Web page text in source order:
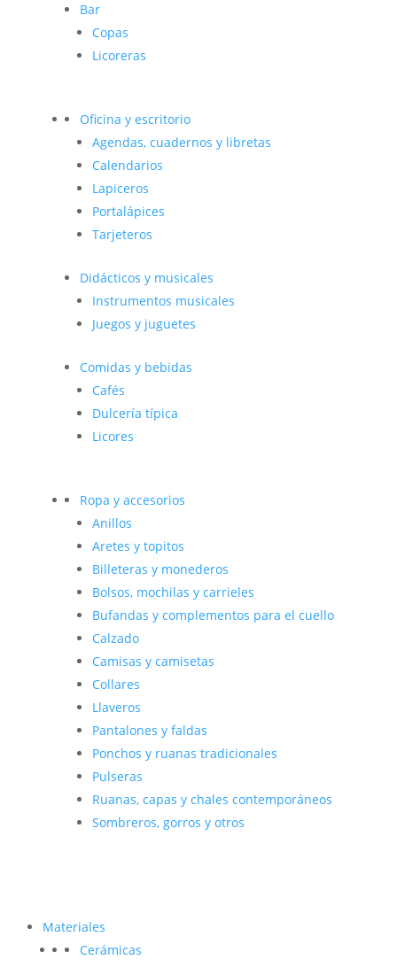
Bar
Copas
Licoreras
Oficina y escritorio
Agendas, cuadernos y libretas
Calendarios
Lapiceros
Portalápices
Tarjeteros
Didácticos y musicales
Instrumentos musicales
Juegos y juguetes
Comidas y bebidas
Cafés
Dulcería típica
Licores
Ropa y accesorios
Anillos
Aretes y topitos
Billeteras y monederos
Bolsos, mochilas y carrieles
Bufandas y complementos para el cuello
Calzado
Camisas y camisetas
Collares
Llaveros
Pantalones y faldas
Ponchos y ruanas tradicionales
Pulseras
Ruanas, capas y chales contemporáneos
Sombreros, gorros y otros
Materiales
Cerámicas